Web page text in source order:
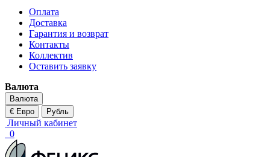
Оплата
Доставка
Гарантия и возврат
Контакты
Коллектив
Оставить заявку
Валюта
Валюта
€ Евро
Рубль
Личный кабинет
0